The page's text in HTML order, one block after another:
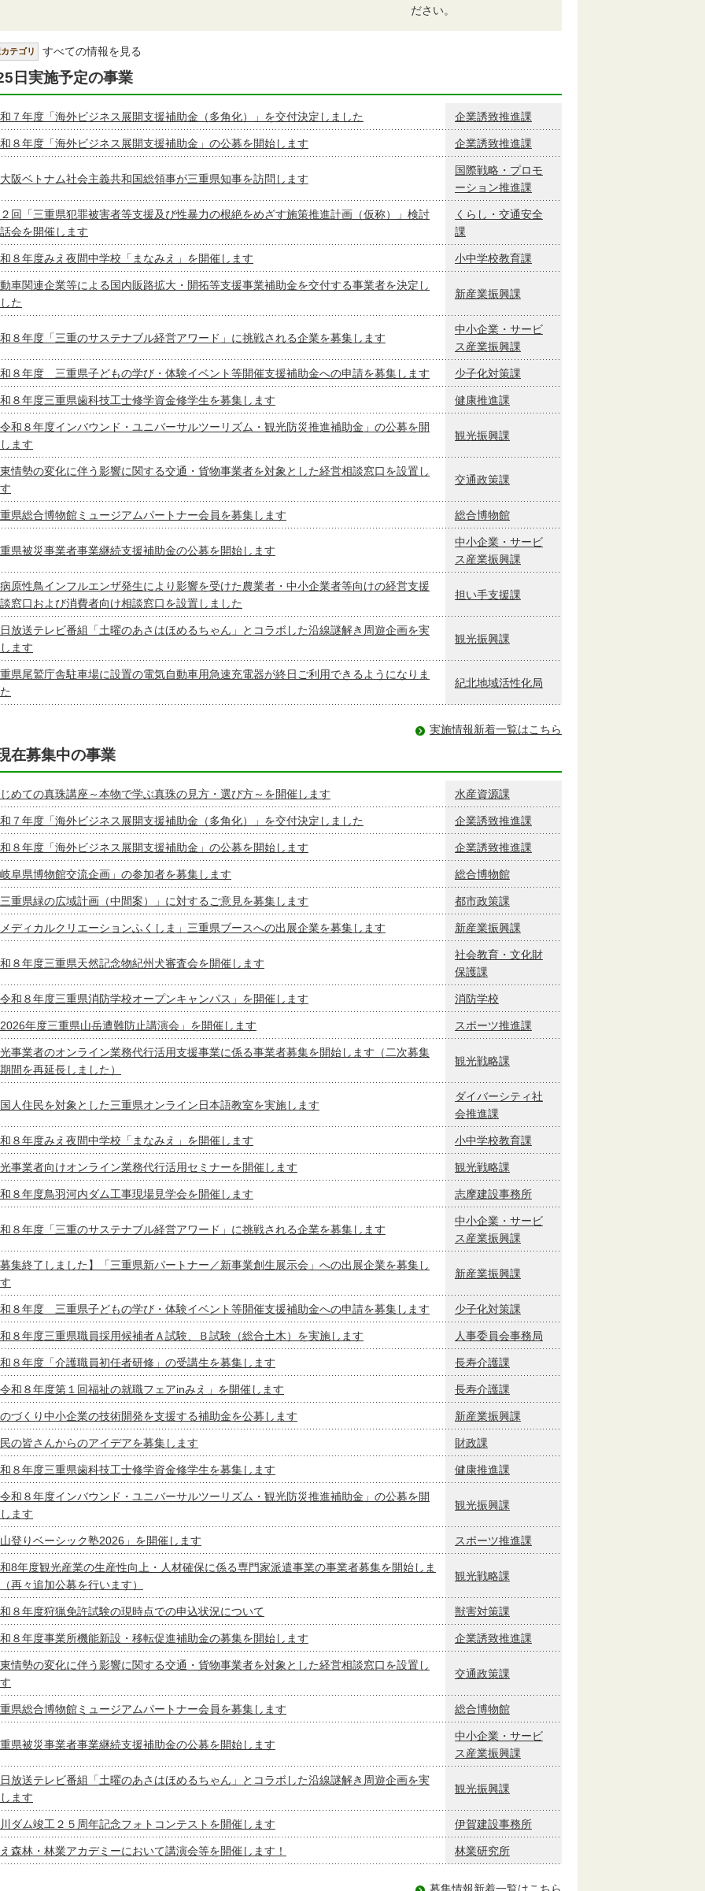
ださい。
テゴリ すべての情報を見る
日実施予定の事業
７年度「海外ビジネス展開支援補助金（多角化）」を交付決定しました 企業誘致推進課
８年度「海外ビジネス展開支援補助金」の公募を開始します 企業誘致推進課
阪ベトナム社会主義共和国総領事が三重県知事を訪問します
国際戦略・プロモ
ーション推進課
回「三重県犯罪被害者等支援及び性暴力の根絶をめざす施策推進計画（仮称）」検討
会を開催します
くらし・交通安全
課
８年度みえ夜間中学校「まなみえ」を開催します 小中学校教育課
車関連企業等による国内販路拡大・開拓等支援事業補助金を交付する事業者を決定し
た
新産業振興課
８年度「三重のサステナブル経営アワード」に挑戦される企業を募集します
中小企業・サービ
ス産業振興課
８年度 三重県子どもの学び・体験イベント等開催支援補助金への申請を募集します 少子化対策課
８年度三重県歯科技工士修学資金修学生を募集します 健康推進課
和８年度インバウンド・ユニバーサルツーリズム・観光防災推進補助金」の公募を開
ます
観光振興課
情勢の変化に伴う影響に関する交通・貨物事業者を対象とした経営相談窓口を設置し
交通政策課
県総合博物館ミュージアムパートナー会員を募集します 総合博物館
県被災事業者事業継続支援補助金の公募を開始します
中小企業・サービ
ス産業振興課
原性鳥インフルエンザ発生により影響を受けた農業者・中小企業者等向けの経営支援
窓口および消費者向け相談窓口を設置しました
担い手支援課
放送テレビ番組「土曜のあさはほめるちゃん」とコラボした沿線謎解き周遊企画を実
ます
観光振興課
県尾鷲庁舎駐車場に設置の電気自動車用急速充電器が終日ご利用できるようになりま
紀北地域活性化局
実施情報新着一覧はこちら
在募集中の事業
めての真珠講座～本物で学ぶ真珠の見方・選び方～を開催します 水産資源課
７年度「海外ビジネス展開支援補助金（多角化）」を交付決定しました 企業誘致推進課
８年度「海外ビジネス展開支援補助金」の公募を開始します 企業誘致推進課
阜県博物館交流企画」の参加者を募集します 総合博物館
重県緑の広域計画（中間案）」に対するご意見を募集します 都市政策課
ディカルクリエーションふくしま」三重県ブースへの出展企業を募集します 新産業振興課
８年度三重県天然記念物紀州犬審査会を開催します
社会教育・文化財
保護課
和８年度三重県消防学校オープンキャンパス」を開催します 消防学校
年度三重県山岳遭難防止講演会」を開催します スポーツ推進課
事業者のオンライン業務代行活用支援事業に係る事業者募集を開始します（二次募集
間を再延長しました）
観光戦略課
人住民を対象とした三重県オンライン日本語教室を実施します
ダイバーシティ社
会推進課
８年度みえ夜間中学校「まなみえ」を開催します 小中学校教育課
事業者向けオンライン業務代行活用セミナーを開催します 観光戦略課
８年度鳥羽河内ダム工事現場見学会を開催します 志摩建設事務所
８年度「三重のサステナブル経営アワード」に挑戦される企業を募集します
中小企業・サービ
ス産業振興課
集終了しました】「三重県新パートナー／新事業創生展示会」への出展企業を募集し
新産業振興課
８年度 三重県子どもの学び・体験イベント等開催支援補助金への申請を募集します 少子化対策課
８年度三重県職員採用候補者Ａ試験、Ｂ試験（総合土木）を実施します 人事委員会事務局
８年度「介護職員初任者研修」の受講生を募集します 長寿介護課
和８年度第１回福祉の就職フェアinみえ」を開催します 長寿介護課
づくり中小企業の技術開発を支援する補助金を公募します 新産業振興課
の皆さんからのアイデアを募集します 財政課
８年度三重県歯科技工士修学資金修学生を募集します 健康推進課
和８年度インバウンド・ユニバーサルツーリズム・観光防災推進補助金」の公募を開
ます
観光振興課
登りベーシック塾2026」を開催します スポーツ推進課
8年度観光産業の生産性向上・人材確保に係る専門家派遣事業の事業者募集を開始しま
再々追加公募を行います）
観光戦略課
８年度狩猟免許試験の現時点での申込状況について 獣害対策課
８年度事業所機能新設・移転促進補助金の募集を開始します 企業誘致推進課
情勢の変化に伴う影響に関する交通・貨物事業者を対象とした経営相談窓口を設置し
交通政策課
県総合博物館ミュージアムパートナー会員を募集します 総合博物館
県被災事業者事業継続支援補助金の公募を開始します
中小企業・サービ
ス産業振興課
放送テレビ番組「土曜のあさはほめるちゃん」とコラボした沿線謎解き周遊企画を実
ます
観光振興課
ダム竣工２５周年記念フォトコンテストを開催します 伊賀建設事務所
森林・林業アカデミーにおいて講演会等を開催します！ 林業研究所
募集情報新着一覧はこちら